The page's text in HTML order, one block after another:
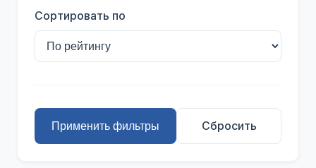
Сортировать по
Применить фильтры Сбросить